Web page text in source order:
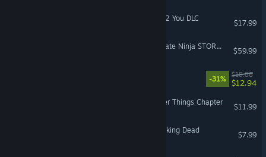
Car Dealer Simulator - Up 2 You DLC
$17.99
NARUTO X BORUTO Ultimate Ninja STORM CONNECTIONS
$59.99
-31%
$18.88
$12.94
Dead by Daylight - Stranger Things Chapter
$11.99
Dead by Daylight: The Walking Dead
$7.99